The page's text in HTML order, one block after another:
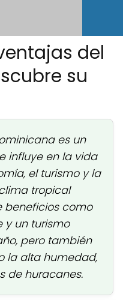
del
su
es un
influye en la vida
el turismo y la
tropical
beneficios como
y un turismo
pero también
la alta humedad,
de huracanes.